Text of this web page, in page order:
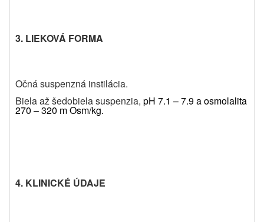
3. LIEKOVÁ FORMA
Očná suspenzná instilácia.
Biela až šedobiela suspenzia, pH 7.1 – 7.9 a osmolalita
270 – 320 m Osm/kg.
4. KLINICKÉ ÚDAJE